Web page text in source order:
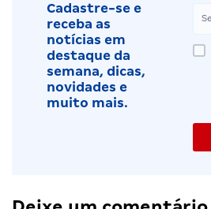
Cadastre-se e
receba as
notícias em
destaque da
semana, dicas,
novidades e
muito mais.